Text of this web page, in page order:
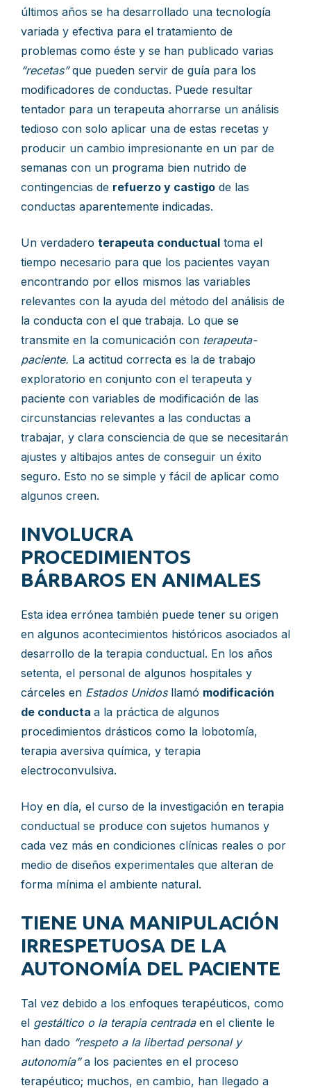
últimos años se ha desarrollado una tecnología
variada y efectiva para el tratamiento de
problemas como éste y se han publicado varias
“recetas”que pueden servir de guía para los
modificadores de conductas. Puede resultar
tentador para un terapeuta ahorrarse un análisis
tedioso con solo aplicar una de estas recetas y
producir un cambio impresionante en un par de
semanas con un programa bien nutrido de
contingencias de refuerzo y castigo de las
conductas aparentemente indicadas.
Un verdadero terapeuta conductual toma el
tiempo necesario para que los pacientes vayan
encontrando por ellos mismos las variables
relevantes con la ayuda del método del análisis de
la conducta con el que trabaja. Lo que se
transmite en la comunicación con terapeuta-
paciente. La actitud correcta es la de trabajo
exploratorio en conjunto con el terapeuta y
paciente con variables de modificación de las
circunstancias relevantes a las conductas a
trabajar, y clara consciencia de que se necesitarán
ajustes y altibajos antes de conseguir un éxito
seguro. Esto no se simple y fácil de aplicar como
algunos creen.
INVOLUCRA
PROCEDIMIENTOS
BÁRBAROS EN ANIMALES
Esta idea errónea también puede tener su origen
en algunos acontecimientos históricos asociados al
desarrollo de la terapia conductual. En los años
setenta, el personal de algunos hospitales y
cárceles en Estados Unidosllamó modificación
de conducta a la práctica de algunos
procedimientos drásticos como la lobotomía,
terapia aversiva química, y terapia
electroconvulsiva.
Hoy en día, el curso de la investigación en terapia
conductual se produce con sujetos humanos y
cada vez más en condiciones clínicas reales o por
medio de diseños experimentales que alteran de
forma mínima el ambiente natural.
TIENE UNA MANIPULACIÓN
IRRESPETUOSA DE LA
AUTONOMÍA DEL PACIENTE
Tal vez debido a los enfoques terapéuticos, como
el gestáltico o la terapia centradaen el cliente le
han dado “respeto a la libertad personal y
autonomía”a los pacientes en el proceso
terapéutico; muchos, en cambio, han llegado a